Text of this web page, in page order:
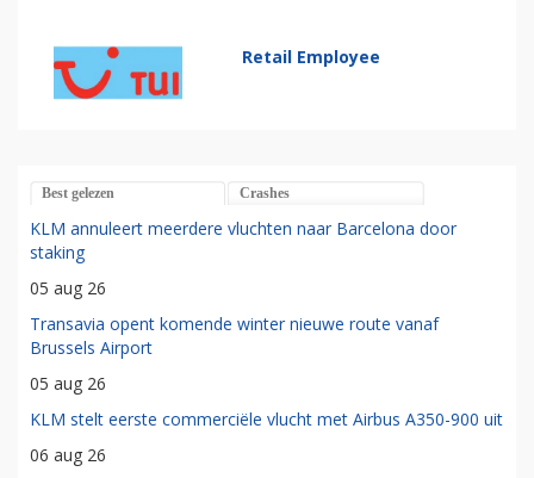
Retail Employee
Best gelezen Crashes
KLM annuleert meerdere vluchten naar Barcelona door
staking
05 aug 26
Transavia opent komende winter nieuwe route vanaf
Brussels Airport
05 aug 26
KLM stelt eerste commerciële vlucht met Airbus A350-900 uit
06 aug 26